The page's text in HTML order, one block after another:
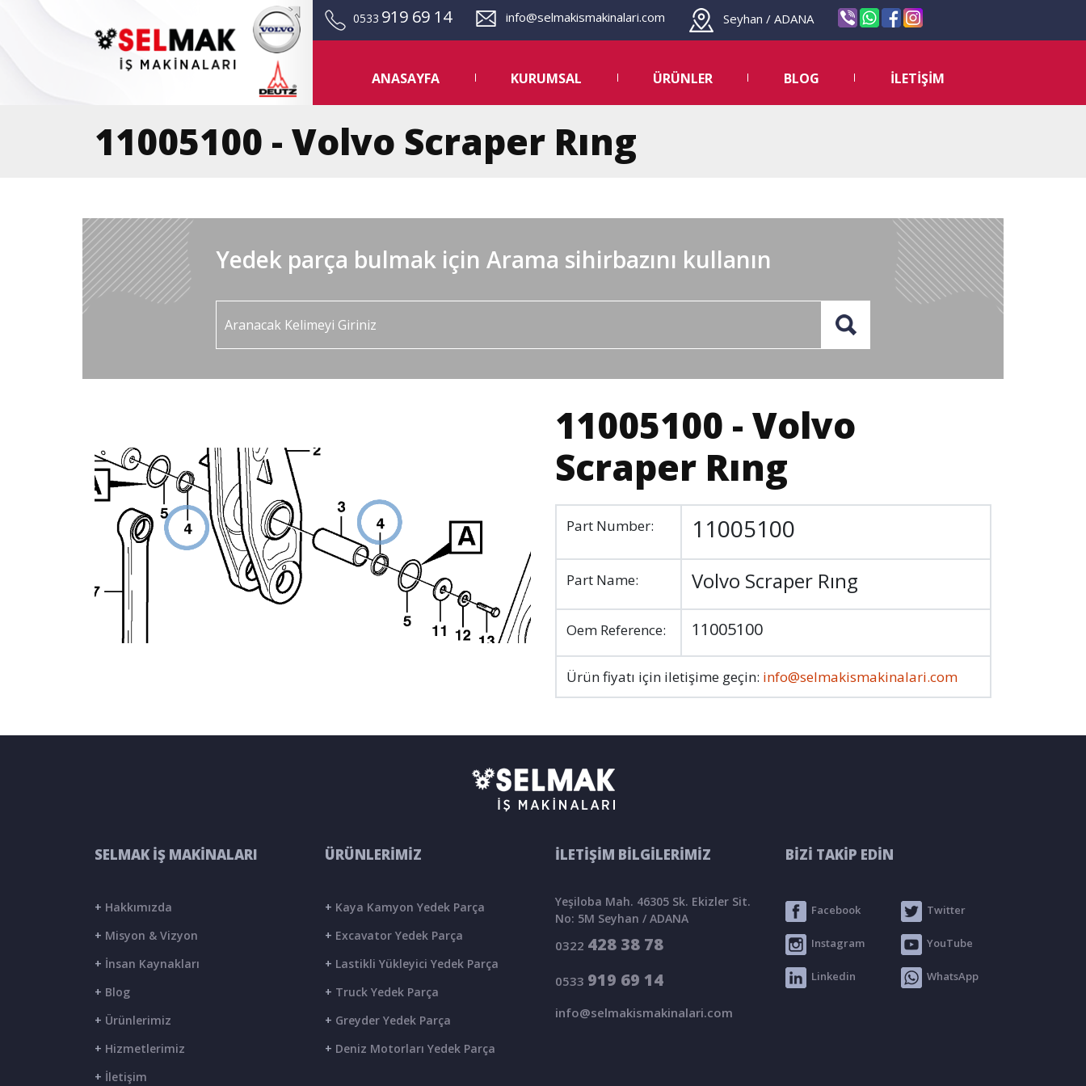
0533 919 69 14 info@selmakismakinalari.com Seyhan / ADANA
ANASAYFA KURUMSAL ÜRÜNLER BLOG İLETİŞİM
11005100 - Volvo Scraper Rıng
Yedek parça bulmak için Arama sihirbazını kullanın
11005100 - Volvo
Scraper Rıng
Part Number: 11005100
Part Name: Volvo Scraper Rıng
Oem Reference: 11005100
Ürün fiyatı için iletişime geçin: info@selmakismakinalari.com
SELMAK İŞ MAKİNALARI
+ Hakkımızda
+ Misyon & Vizyon
+ İnsan Kaynakları
+ Blog
+ Ürünlerimiz
+ Hizmetlerimiz
+ İletişim
ÜRÜNLERİMİZ
+ Kaya Kamyon Yedek Parça
+ Excavator Yedek Parça
+ Lastikli Yükleyici Yedek Parça
+ Truck Yedek Parça
+ Greyder Yedek Parça
+ Deniz Motorları Yedek Parça
İLETİŞİM BİLGİLERİMİZ
Yeşiloba Mah. 46305 Sk. Ekizler Sit.
No: 5M Seyhan / ADANA
0322 428 38 78
0533 919 69 14
info@selmakismakinalari.com
BİZİ TAKİP EDİN
Facebook Twitter
Instagram YouTube
Linkedin WhatsApp